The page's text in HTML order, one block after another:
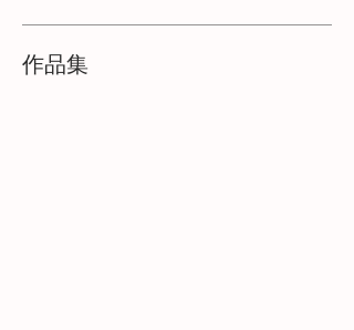
作品集